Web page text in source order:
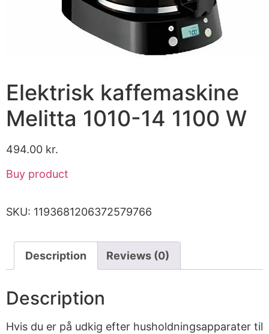
Elektrisk kaffemaskine
Melitta 1010-14 1100 W
494.00 kr.
Buy product
SKU: 1193681206372579766
Description Reviews (0)
Description
Hvis du er på udkig efter husholdningsapparater til